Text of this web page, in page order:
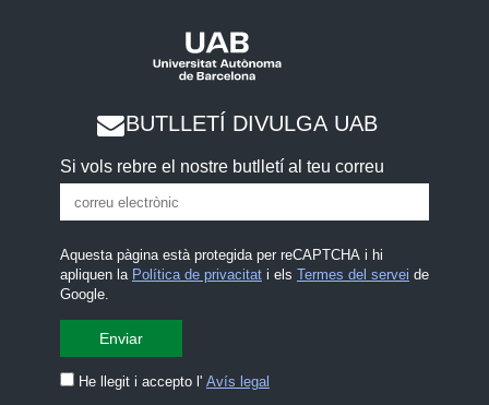
BUTLLETÍ DIVULGA UAB
Si vols rebre el nostre butlletí al teu correu
Aquesta pàgina està protegida per reCAPTCHA i hi
apliquen la Política de privacitati els Termes del servei de
Google.
He llegit i accepto l' Avís legal